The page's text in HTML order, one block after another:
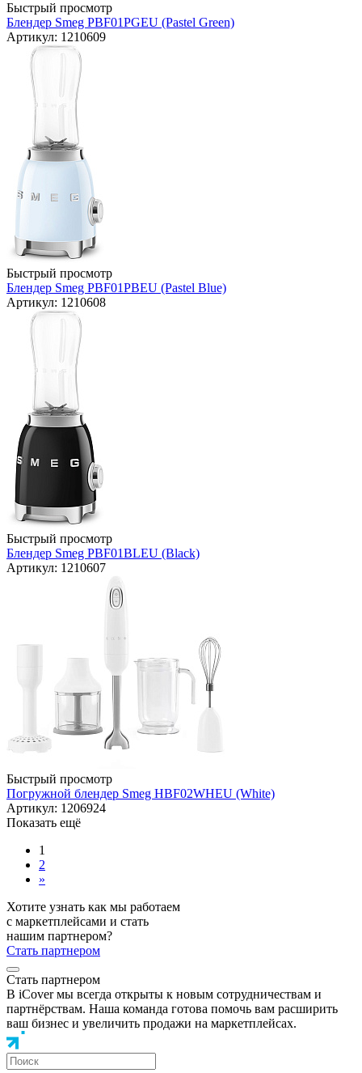
Быстрый просмотр
Блендер Smeg PBF01PGEU (Pastel Green)
Артикул: 1210609
Быстрый просмотр
Блендер Smeg PBF01PBEU (Pastel Blue)
Артикул: 1210608
Быстрый просмотр
Блендер Smeg PBF01BLEU (Black)
Артикул: 1210607
Быстрый просмотр
Погружной блендер Smeg HBF02WHEU (White)
Артикул: 1206924
Показать ещё
1
2
»
Хотите узнать как мы работаем
с маркетплейсами и стать
нашим партнером?
Стать партнером
Стать партнером
В iCover мы всегда открыты к новым сотрудничествам и
партнёрствам. Наша команда готова помочь вам расширить
ваш бизнес и увеличить продажи на маркетплейсах.